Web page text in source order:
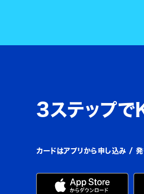
3ステップ
カードはアプリから申し込み / 発